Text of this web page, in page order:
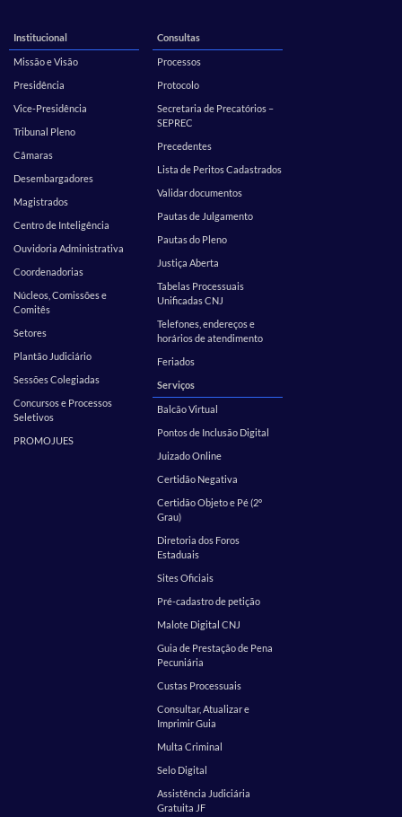
Institucional
Missão e Visão
Presidência
Vice-Presidência
Tribunal Pleno
Câmaras
Desembargadores
Magistrados
Centro de Inteligência
Ouvidoria Administrativa
Coordenadorias
Núcleos, Comissões e
Comitês
Setores
Plantão Judiciário
Sessões Colegiadas
Concursos e Processos
Seletivos
PROMOJUES
Consultas
Processos
Protocolo
Secretaria de Precatórios –
SEPREC
Precedentes
Lista de Peritos Cadastrados
Validar documentos
Pautas de Julgamento
Pautas do Pleno
Justiça Aberta
Tabelas Processuais
Unificadas CNJ
Telefones, endereços e
horários de atendimento
Feriados
Serviços
Balcão Virtual
Pontos de Inclusão Digital
Juizado Online
Certidão Negativa
Certidão Objeto e Pé (2º
Grau)
Diretoria dos Foros
Estaduais
Sites Oficiais
Pré-cadastro de petição
Malote Digital CNJ
Guia de Prestação de Pena
Pecuniária
Custas Processuais
Consultar, Atualizar e
Imprimir Guia
Multa Criminal
Selo Digital
Assistência Judiciária
Gratuita JF